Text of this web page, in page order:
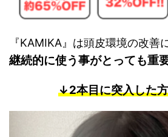
『KAMIKA』は頭皮環境の改善
継続的に使う事がとっても重要
↓2本目に突入した